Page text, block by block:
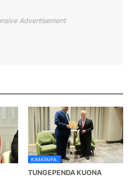
Advertisement
KIMATAIFA.
TUNGEPENDA KUONA